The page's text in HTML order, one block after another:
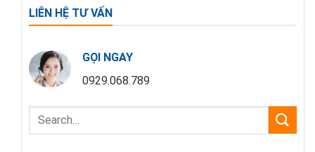
LIÊN HỆ TƯ VẤN
GỌI NGAY
0929.068.789